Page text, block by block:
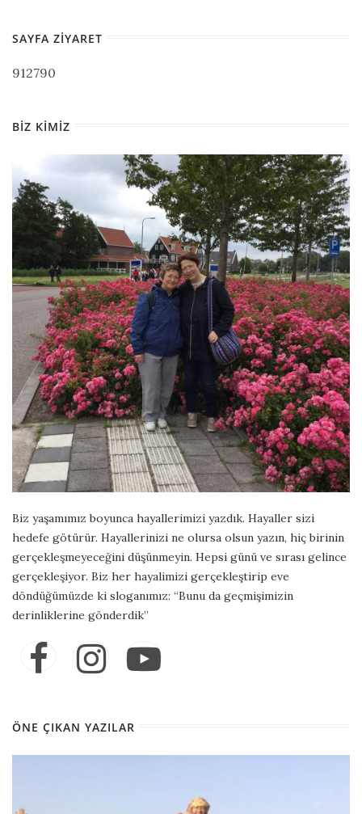
SAYFA ZIYARET
912790
BIZ KIMIZ
Biz yaşamımız boyunca hayallerimizi yazdık. Hayaller sizi
hedefe götürür. Hayallerinizi ne olursa olsun yazın, hiç birinin
gerçekleşmeyeceğini düşünmeyin. Hepsi günü ve sırası gelince
gerçekleşiyor. Biz her hayalimizi gerçekleştirip eve
döndüğümüzde ki sloganımız: “Bunu da geçmişimizin
derinliklerine gönderdik”
ÖNE ÇIKAN YAZILAR